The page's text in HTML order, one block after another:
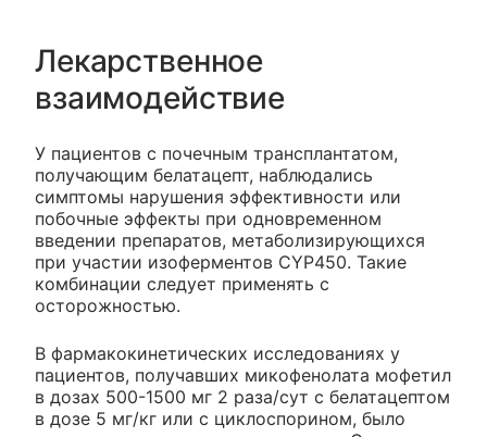
Лекарственное
взаимодействие
У пациентов с почечным трансплантатом,
получающим белатацепт, наблюдались
симптомы нарушения эффективности или
побочные эффекты при одновременном
введении препаратов, метаболизирующихся
при участии изоферментов CYP450. Такие
комбинации следует применять с
осторожностью.
В фармакокинетических исследованиях у
пациентов, получавших микофенолата мофетил
в дозах 500-1500 мг 2 раза/сут с белатацептом
в дозе 5 мг/кг или с циклоспорином, было